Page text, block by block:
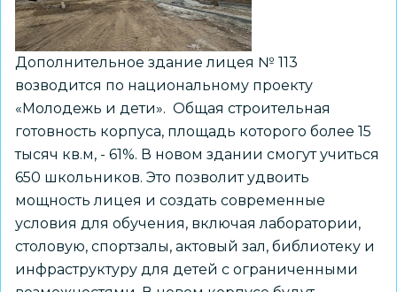
Дополнительное здание лицея № 113
возводится по национальному проекту
«Молодежь и дети». Общая строительная
готовность корпуса, площадь которого более 15
тысяч кв.м, - 61%. В новом здании смогут учиться
650 школьников. Это позволит удвоить
мощность лицея и создать современные
условия для обучения, включая лаборатории,
столовую, спортзалы, актовый зал, библиотеку и
инфраструктуру для детей с ограниченными